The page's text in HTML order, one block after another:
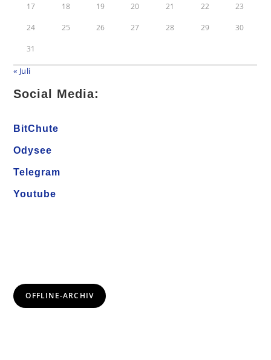
17 18 19 20 21 22 23
24 25 26 27 28 29 30
31
« Juli
Social Media:
BitChute
Odysee
Telegram
Youtube
OFFLINE-ARCHIV